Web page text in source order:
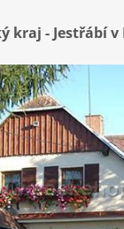
kraj - Jestřábí